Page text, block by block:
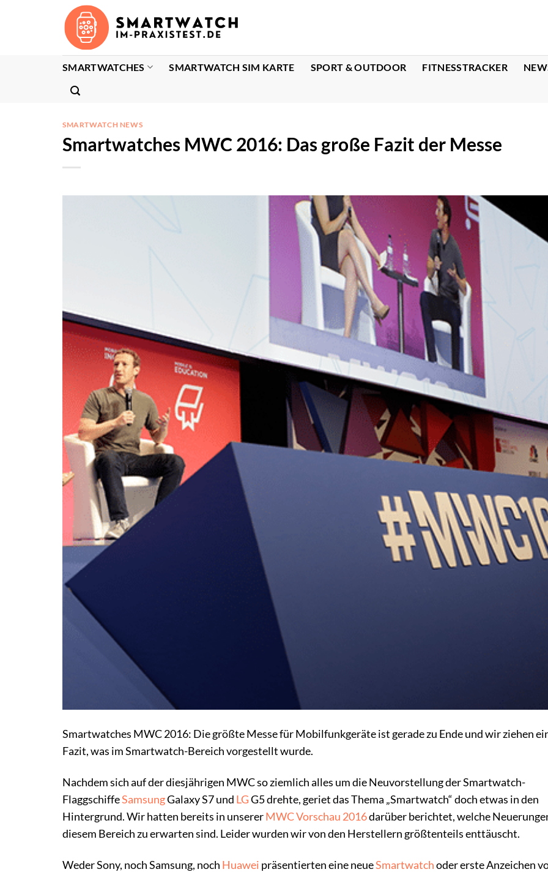
SMARTWATCHES SMARTWATCH SIM KARTE SPORT & OUTDOOR FITNESSTRACKER
SMARTWATCH NEWS
Smartwatches MWC 2016: Das große Fazit der Messe
Smartwatches MWC 2016: Die größte Messe für Mobilfunkgeräte ist gerade zu Ende und wir ziehen
Fazit, was im Smartwatch-Bereich vorgestellt wurde.
Nachdem sich auf der diesjährigen MWC so ziemlich alles um die Neuvorstellung der Smartwatch-
FlaggschiffeSamsungGalaxy S7 und LGG5 drehte, geriet das Thema „Smartwatch“ doch etwas in den
Hintergrund. Wir hatten bereits in unsererMWC Vorschau 2016darüber berichtet, welche
diesem Bereich zu erwarten sind. Leider wurden wir von den Herstellern größtenteils enttäuscht.
Weder Sony, noch Samsung, noch Huawei präsentierten eine neueSmartwatchoder erste Anzeichen